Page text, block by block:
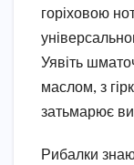
горіховою
Уявіть
маслом, з
затьмарює
Рибалки